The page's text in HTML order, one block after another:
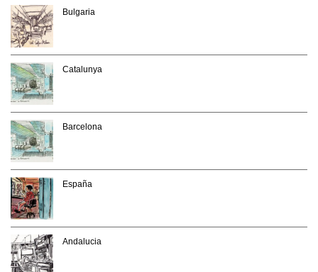
Bulgaria
Catalunya
Barcelona
España
Andalucia